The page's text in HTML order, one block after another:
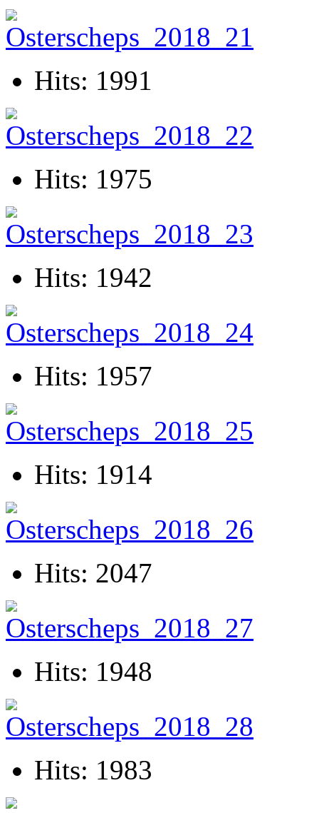
Hits: 1991
Hits: 1975
Hits: 1942
Hits: 1957
Hits: 1914
Hits: 2047
Hits: 1948
Hits: 1983